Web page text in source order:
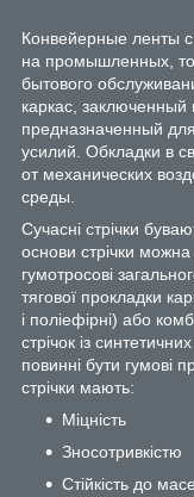
Конвейерные ленты
на промышленных,
бытового
каркас,
предназначенный
усилий. Обкладки в
от механических
среды.
Сучасні стрічки
основи стрічки можна
гумотросові
тягової прокладки
і поліефірні) або
стрічок із
повинні бути гумові
стрічки мають:
Міцність
Зносотривкістю
Стійкість до